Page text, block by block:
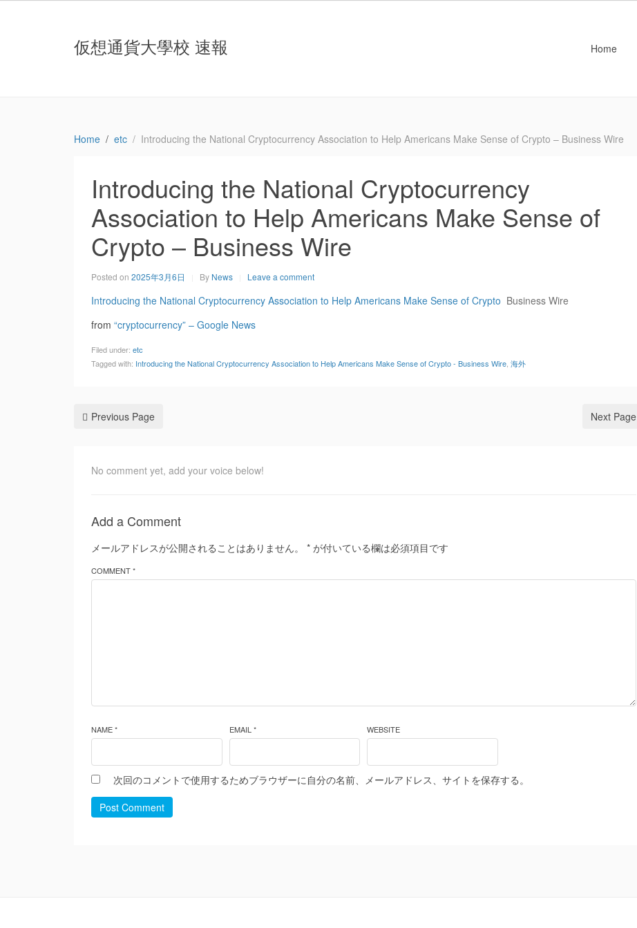
仮想通貨大學校 速報 Home
Home etc Introducing the National Cryptocurrency Association to Help Americans Make Sense of Crypto – Business Wire
Introducing the National Cryptocurrency
Association to Help Americans Make Sense of
Crypto – Business Wire
Posted on 2025年3月6日 By News Leave a comment
Introducing the National Cryptocurrency Association to Help Americans Make Sense of Crypto Business Wire
from “cryptocurrency” – Google News
Filed under: etc
Tagged with: Introducing the National Cryptocurrency Association to Help Americans Make Sense of Crypto - Business Wire 海外
Previous Page Next Page
No comment yet, add your voice below!
Add a Comment
メールアドレスが公開されることはありません。 * が付いている欄は必須項目です
COMMENT *
NAME * EMAIL * WEBSITE
次回のコメントで使用するためブラウザーに自分の名前、メールアドレス、サイトを保存する。
Post Comment